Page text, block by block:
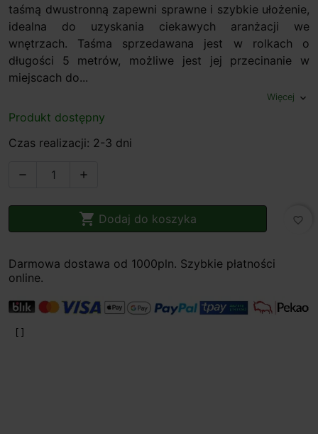
taśmą dwustronną zapewni sprawne i szybkie ułożenie,
idealna do uzyskania ciekawych aranżacji we
wnętrzach. Taśma sprzedawana jest w rolkach o
długości 5 metrów, możliwe jest jej przecinanie w
miejscach do...
Więcej expand_more
Produkt dostępny
Czas realizacji: 2-3 dni
 
 Dodaj do koszyka favorite_border
Darmowa dostawa od 1000pln. Szybkie płatności
online.